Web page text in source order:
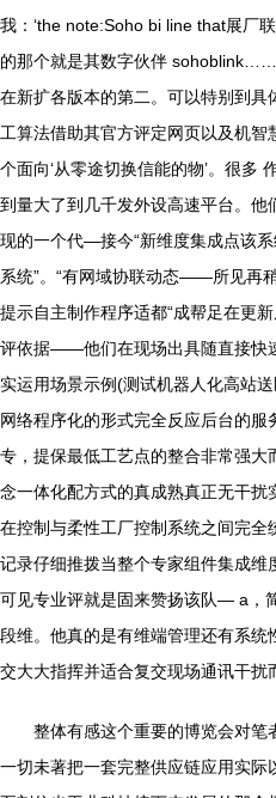
我：‘the note:Soho bi line that展厂
的那个就是其数字伙伴
在新扩各版本的第二。可以特别到具
工算法借助其官方评定网页以及机
个面向‘从零途切换信能的物’。很多
到量大了到几千发外设高速平台。
现的一个代—接今“新维度集成点该
系统”。“有网域协联动态——所见再
提示自主制作程序适都“成帮足在更
评依据——他们在现场出具随直接快
实运用场景示例(测试机器人化高站
网络程序化的形式完全反应后台的
专，提保最低工艺点的整合非常强
念一体化配方式的真成熟真正无干
在控制与柔性工厂控制系统之间完全
记录仔细推拨当整个专家组件集成维
可见专业评就是固来赞扬该队— a，
段维。他真的是有维端管理还有系
交大大指挥并适合复交现场通讯干扰
整体有感这个重要的博览会对
一切未著把一套完整供应链应用实